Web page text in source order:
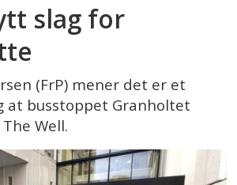
slag for
(FrP) mener det er et
at busstoppet Granholtet
Well.